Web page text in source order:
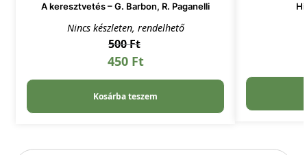
A keresztvetés – G. Barbon, R. Paganelli
Nincs készleten, rendelhető
500Ft
450 Ft
Kosárba teszem